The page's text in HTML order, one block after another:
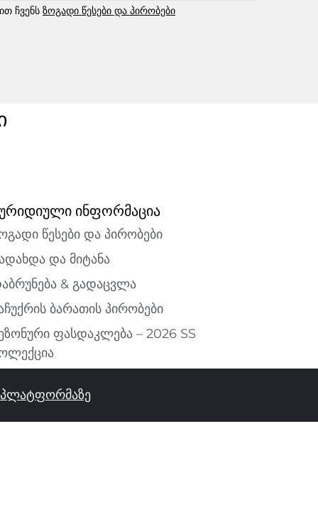
ჩვენს ზოგადი წესები და პირობები
ინფორმაცია
წესები და პირობები
და მიტანა
& გადაცვლა
ბარათის პირობები
ფასდაკლება – 2026 SS
პლატფორმაზე